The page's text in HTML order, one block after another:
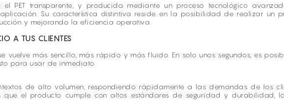
transparente, y producida mediante un proceso tecnológico
Su característica distintiva reside en la posibilidad de realizar un
y mejorando la eficiencia operativa.
A TUS CLIENTES
vuelve más sencillo, más rápido y más fluido. En solo unos segundos, es
para usar de inmediato.
de alto volumen, respondiendo rápidamente a las demandas de los
que el producto cumple con altos estándares de seguridad y durabilidad,